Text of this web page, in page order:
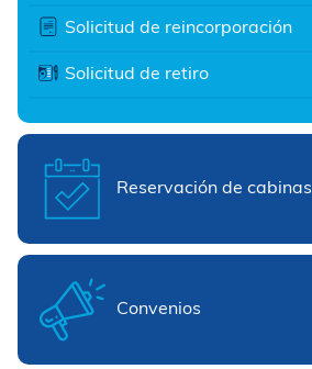
Solicitud de reincorporación
Solicitud de retiro
Reservación de cabinas
Convenios